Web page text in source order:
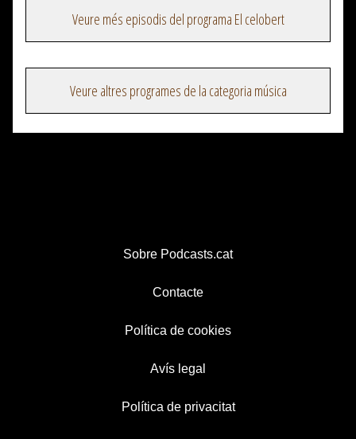
Veure més episodis del programa El celobert
Veure altres programes de la categoria música
Sobre Podcasts.cat
Contacte
Política de cookies
Avís legal
Política de privacitat